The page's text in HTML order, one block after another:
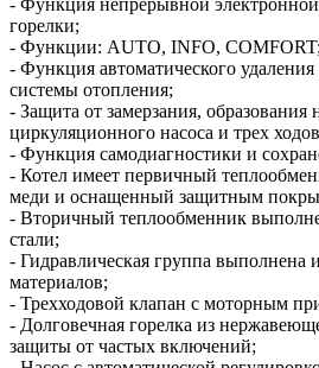
горелки;
- Функции: AUTO, INFO, COMFORT;
- Функция автоматического удаления
системы отопления;
- Защита от замерзания, образования
циркуляционного насоса и трех
- Функция самодиагностики и
- Котел имеет первичный
меди и оснащенный защитным
- Вторичный теплообменник
стали;
- Гидравлическая группа
материалов;
- Трехходовой клапан с моторным
- Долговечная горелка из
защиты от частых включений;